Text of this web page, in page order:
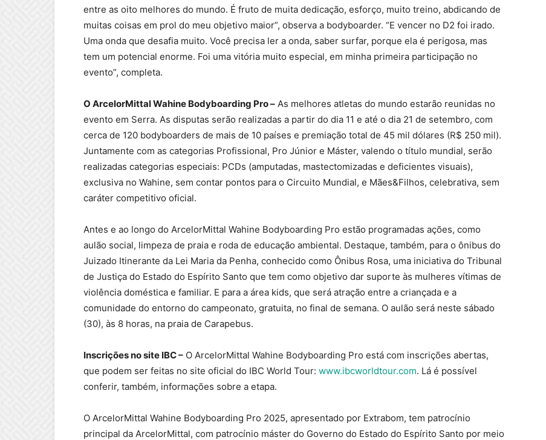
entre as oito melhores do mundo. É fruto de muita dedicação, esforço, muito treino, abdicando de
muitas coisas em prol do meu objetivo maior”, observa a bodyboarder. “E vencer no D2 foi irado.
Uma onda que desafia muito. Você precisa ler a onda, saber surfar, porque ela é perigosa, mas
tem um potencial enorme. Foi uma vitória muito especial, em minha primeira participação no
evento”, completa.
O ArcelorMittal Wahine Bodyboarding Pro – As melhores atletas do mundo estarão reunidas no
evento em Serra. As disputas serão realizadas a partir do dia 11 e até o dia 21 de setembro, com
cerca de 120 bodyboarders de mais de 10 países e premiação total de 45 mil dólares (R$ 250 mil).
Juntamente com as categorias Profissional, Pro Júnior e Máster, valendo o título mundial, serão
realizadas categorias especiais: PCDs (amputadas, mastectomizadas e deficientes visuais),
exclusiva no Wahine, sem contar pontos para o Circuito Mundial, e Mães&Filhos, celebrativa, sem
caráter competitivo oficial.
Antes e ao longo do ArcelorMittal Wahine Bodyboarding Pro estão programadas ações, como
aulão social, limpeza de praia e roda de educação ambiental. Destaque, também, para o ônibus do
Juizado Itinerante da Lei Maria da Penha, conhecido como Ônibus Rosa, uma iniciativa do Tribunal
de Justiça do Estado do Espírito Santo que tem como objetivo dar suporte às mulheres vítimas de
violência doméstica e familiar. E para a área kids, que será atração entre a criançada e a
comunidade do entorno do campeonato, gratuita, no final de semana. O aulão será neste sábado
(30), às 8 horas, na praia de Carapebus.
Inscrições no site IBC – O ArcelorMittal Wahine Bodyboarding Pro está com inscrições abertas,
que podem ser feitas no site oficial do IBC World Tour: www.ibcworldtour.com. Lá é possível
conferir, também, informações sobre a etapa.
O ArcelorMittal Wahine Bodyboarding Pro 2025, apresentado por Extrabom, tem patrocínio
principal da ArcelorMittal, com patrocínio máster do Governo do Estado do Espírito Santo por meio